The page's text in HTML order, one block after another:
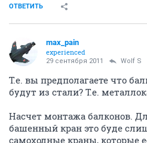
ОТВЕТИТЬ
max_pain
experienced
29 сентября 2011 Wolf S
Т.е. вы предполагаете что
будут из стали? Т.е.
Насчет монтажа балконов.
башенный кран это буде
самоходные краны, которые